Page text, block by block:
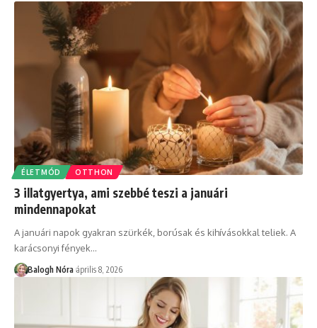
ÉLETMÓD OTTHON
3 illatgyertya, ami szebbé teszi a januári
mindennapokat
A januári napok gyakran szürkék, borúsak és kihívásokkal teliek. A
karácsonyi fények…
Balogh Nóra április 8, 2026